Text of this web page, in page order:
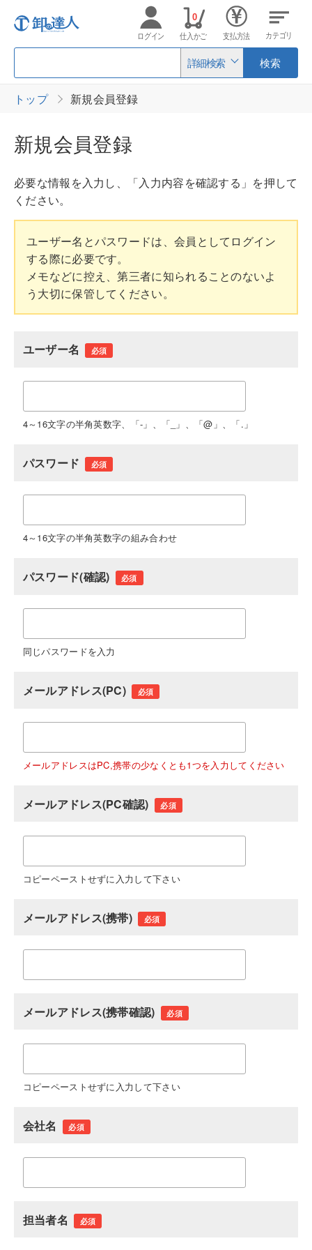
詳細検索 検索
ログイン 仕入かご
0
支払方法 カテゴリ
トップ 新規会員登録
新規会員登録
必要な情報を入力し、「入力内容を確認する」を押して
ください。
ユーザー名とパスワードは、会員としてログイン
する際に必要です。
メモなどに控え、第三者に知られることのないよ
う大切に保管してください。
ユーザー名 必須
4～16文字の半角英数字、「-」、「_」、「@」、「.」
パスワード 必須
4～16文字の半角英数字の組み合わせ
パスワード(確認) 必須
同じパスワードを入力
メールアドレス(PC) 必須
メールアドレスはPC,携帯の少なくとも1つを入力してください
メールアドレス(PC確認) 必須
コピーペーストせずに入力して下さい
メールアドレス(携帯) 必須
メールアドレス(携帯確認) 必須
コピーペーストせずに入力して下さい
会社名 必須
担当者名 必須